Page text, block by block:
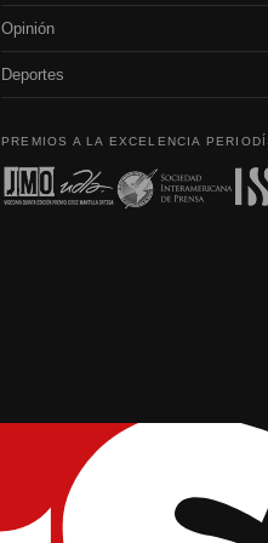
Opinión
Deportes
PREMIOS A LA EXCELENCIA